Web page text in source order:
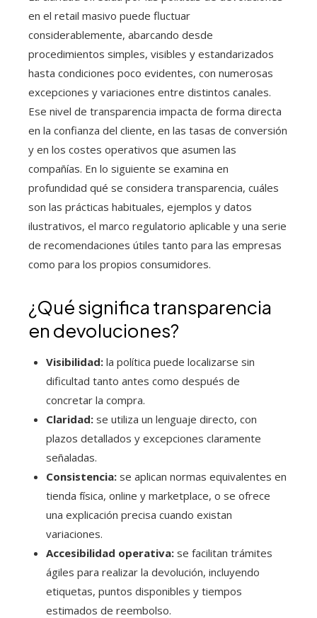
en el retail masivo puede fluctuar
considerablemente, abarcando desde
procedimientos simples, visibles y estandarizados
hasta condiciones poco evidentes, con numerosas
excepciones y variaciones entre distintos canales.
Ese nivel de transparencia impacta de forma directa
en la confianza del cliente, en las tasas de conversión
y en los costes operativos que asumen las
compañías. En lo siguiente se examina en
profundidad qué se considera transparencia, cuáles
son las prácticas habituales, ejemplos y datos
ilustrativos, el marco regulatorio aplicable y una serie
de recomendaciones útiles tanto para las empresas
como para los propios consumidores.
¿Qué significa transparencia
en devoluciones?
Visibilidad: la política puede localizarse sin
dificultad tanto antes como después de
concretar la compra.
Claridad: se utiliza un lenguaje directo, con
plazos detallados y excepciones claramente
señaladas.
Consistencia: se aplican normas equivalentes en
tienda física, online y marketplace, o se ofrece
una explicación precisa cuando existan
variaciones.
Accesibilidad operativa: se facilitan trámites
ágiles para realizar la devolución, incluyendo
etiquetas, puntos disponibles y tiempos
estimados de reembolso.